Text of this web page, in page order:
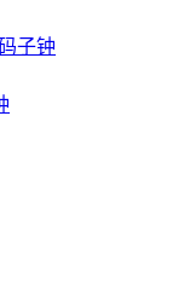
子钟